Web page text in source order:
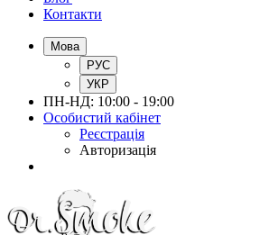
Контакти
Мова
РУС
УКР
ПН-НД: 10:00 - 19:00
Особистий кабінет
Реєстрація
Авторизація